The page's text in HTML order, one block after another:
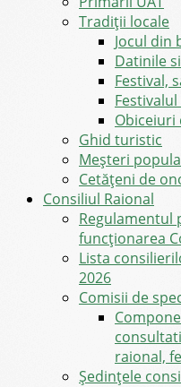
Tradiții locale
Jocul din
Datinile
Festival,
Obiceiuri
Ghid turistic
Meşteri
Cetățeni de
Consiliul Raional
Regulamentul
funcţionarea
Lista
2026
Comisii de
raional,
Şedinţele